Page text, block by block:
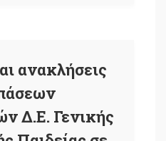
ανακλήσεις
Δ.Ε. Γενικής